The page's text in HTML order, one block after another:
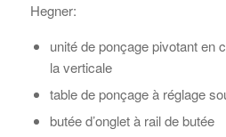
Hegner:
unité de ponçage pivotant en
la verticale
table de ponçage à réglage
butée d’onglet à rail de butée